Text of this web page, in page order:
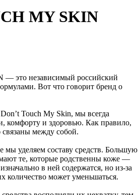
MY SKIN
это независимый российский
Вот что говорит бренд о
Touch My Skin, мы всегда
комфорту и здоровью. Как правило,
связаны между собой.
уделяем составу средств. Большую
те, которые родственны коже —
в ней содержатся, но из-за
количество может уменьшаться.